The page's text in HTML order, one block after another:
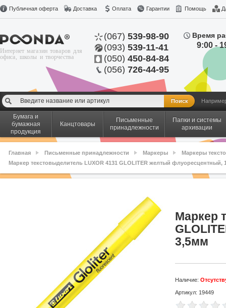
Публичная оферта Доставка Оплата Гарантии Помощь
Интернет магазин товаров для
офиса, школы и творчества
(067) 539-98-90
(093) 539-11-41
(050) 450-84-84
(056) 726-44-95
Время
9:00 -
Бумага и
бумажная
продукция
Канцтовары
Письменные
принадлежности
Папки и системы
архивации
Главная Письменные принадлежности Маркеры
Маркеры
Маркер текстовыделитель LUXOR 4131 GLOLITER желтый флуоресцентный,
Маркер
3,5мм
Наличие:
Артикул: 19449